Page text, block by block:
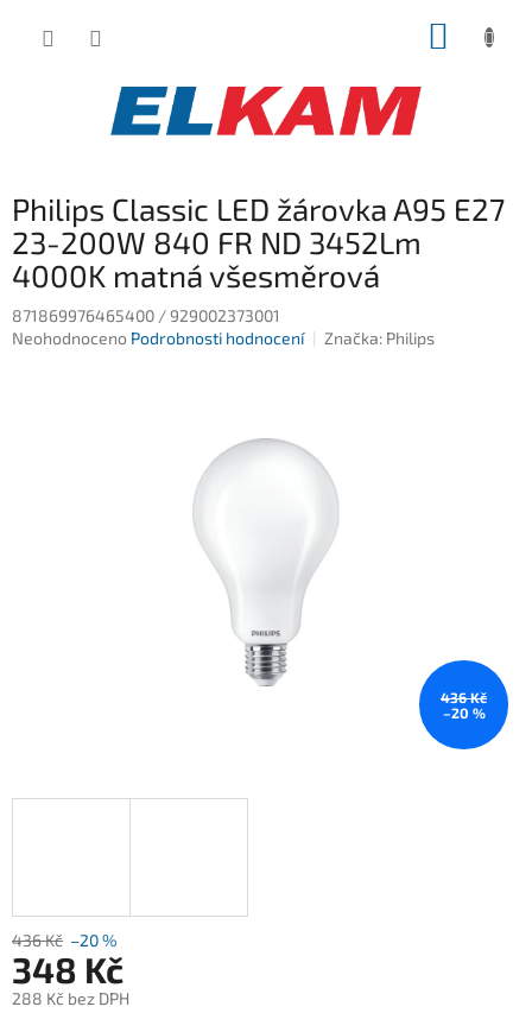
Philips Classic LED žárovka A95 E27
23-200W 840 FR ND 3452Lm
4000K matná všesměrová
871869976465400 / 929002373001
Průměrné
Neohodnoceno Podrobnosti hodnocení Značka: Philips
436 Kč
–20 %
436 Kč –20 %
348 Kč
288 Kč bez DPH